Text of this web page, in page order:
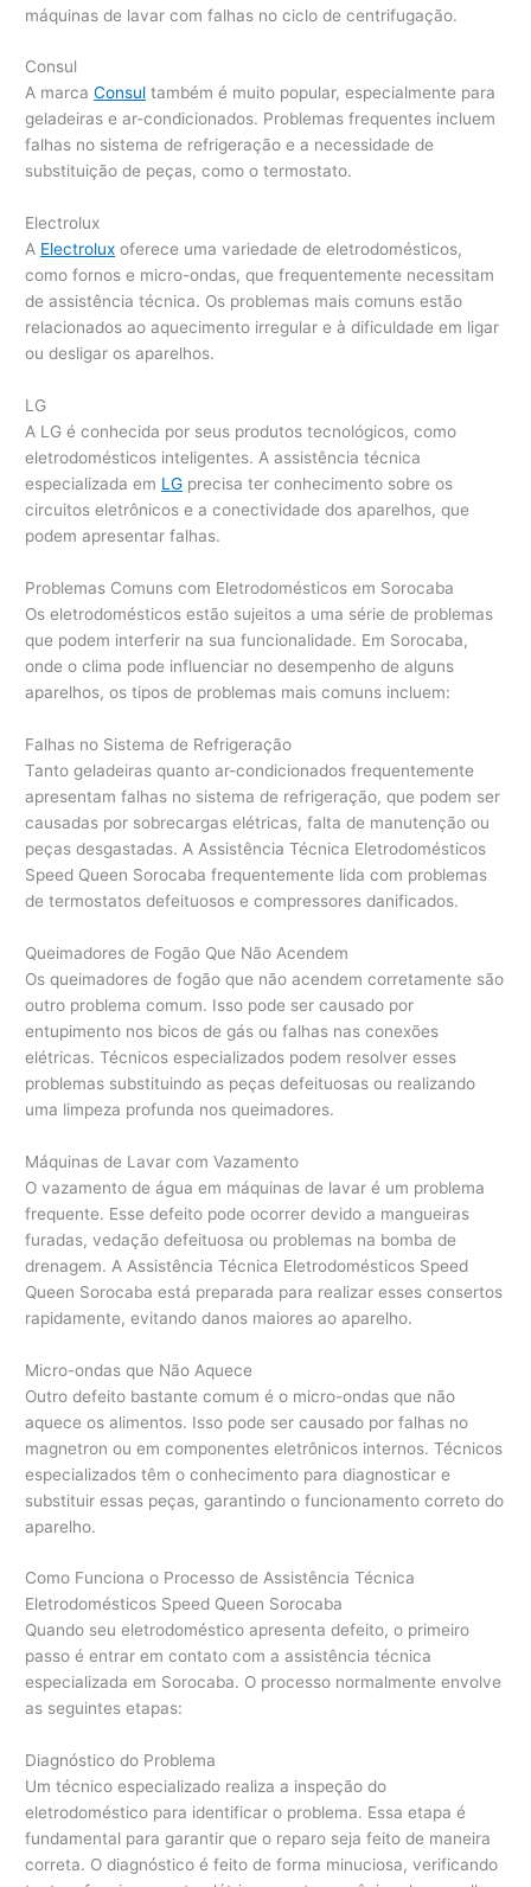
máquinas de lavar com falhas no ciclo de centrifugação.
Consul
A marcaConsul também é muito popular, especialmente para
geladeiras e ar-condicionados. Problemas frequentes incluem
falhas no sistema de refrigeração e a necessidade de
substituição de peças, como o termostato.
Electrolux
A Electrolux oferece uma variedade de eletrodomésticos,
como fornos e micro-ondas, que frequentemente necessitam
de assistência técnica. Os problemas mais comuns estão
relacionados ao aquecimento irregular e à dificuldade em ligar
ou desligar os aparelhos.
LG
A LG é conhecida por seus produtos tecnológicos, como
eletrodomésticos inteligentes. A assistência técnica
especializada em LG precisa ter conhecimento sobre os
circuitos eletrônicos e a conectividade dos aparelhos, que
podem apresentar falhas.
Problemas Comuns com Eletrodomésticos em Sorocaba
Os eletrodomésticos estão sujeitos a uma série de problemas
que podem interferir na sua funcionalidade. Em Sorocaba,
onde o clima pode influenciar no desempenho de alguns
aparelhos, os tipos de problemas mais comuns incluem:
Falhas no Sistema de Refrigeração
Tanto geladeiras quanto ar-condicionados frequentemente
apresentam falhas no sistema de refrigeração, que podem ser
causadas por sobrecargas elétricas, falta de manutenção ou
peças desgastadas. A Assistência Técnica Eletrodomésticos
Speed Queen Sorocaba frequentemente lida com problemas
de termostatos defeituosos e compressores danificados.
Queimadores de Fogão Que Não Acendem
Os queimadores de fogão que não acendem corretamente são
outro problema comum. Isso pode ser causado por
entupimento nos bicos de gás ou falhas nas conexões
elétricas. Técnicos especializados podem resolver esses
problemas substituindo as peças defeituosas ou realizando
uma limpeza profunda nos queimadores.
Máquinas de Lavar com Vazamento
O vazamento de água em máquinas de lavar é um problema
frequente. Esse defeito pode ocorrer devido a mangueiras
furadas, vedação defeituosa ou problemas na bomba de
drenagem. A Assistência Técnica Eletrodomésticos Speed
Queen Sorocaba está preparada para realizar esses consertos
rapidamente, evitando danos maiores ao aparelho.
Micro-ondas que Não Aquece
Outro defeito bastante comum é o micro-ondas que não
aquece os alimentos. Isso pode ser causado por falhas no
magnetron ou em componentes eletrônicos internos. Técnicos
especializados têm o conhecimento para diagnosticar e
substituir essas peças, garantindo o funcionamento correto do
aparelho.
Como Funciona o Processo de Assistência Técnica
Eletrodomésticos Speed Queen Sorocaba
Quando seu eletrodoméstico apresenta defeito, o primeiro
passo é entrar em contato com a assistência técnica
especializada em Sorocaba. O processo normalmente envolve
as seguintes etapas:
Diagnóstico do Problema
Um técnico especializado realiza a inspeção do
eletrodoméstico para identificar o problema. Essa etapa é
fundamental para garantir que o reparo seja feito de maneira
correta. O diagnóstico é feito de forma minuciosa, verificando